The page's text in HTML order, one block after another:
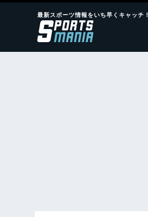
最新スポーツ情報をいち早くキャッチ！